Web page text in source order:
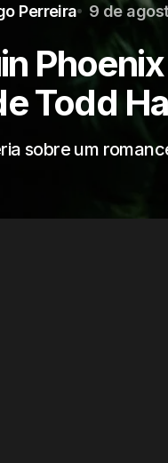
Perreira 9 de
Todd
sobre um